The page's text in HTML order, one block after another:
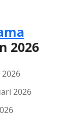
2026
2026